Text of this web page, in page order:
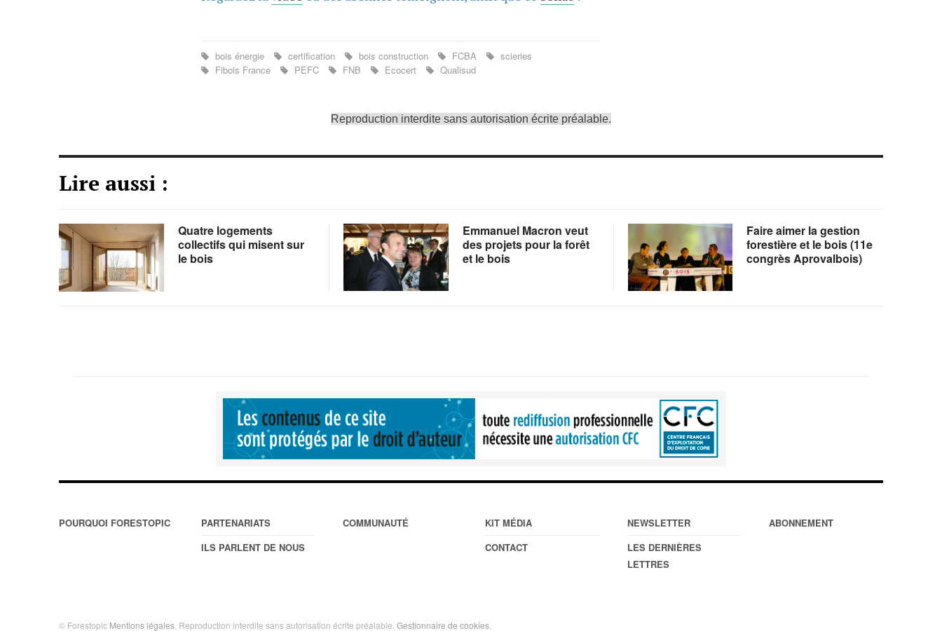
bois énergie certification bois construction FCBA
scieries
Fibois France
PEFC FNB Ecocert Qualisud
Reproduction interdite sans autorisation écrite préalable.
Lire aussi :
Quatre logements
collectifs qui misent sur
le bois
Emmanuel Macron veut
des projets pour la forêt
et le bois
Faire aimer la gestion
forestière et le bois (11e
congrès Aprovalbois)
POURQUOI FORESTOPIC
PARTENARIATS
ILS PARLENT DE NOUS
COMMUNAUTÉ
KIT MÉDIA
CONTACT
NEWSLETTER
LES DERNIÈRES
LETTRES
ABONNEMENT
© Forestopic Mentions légales . Reproduction interdite sans autorisation écrite préalable. Gestionnaire de cookies